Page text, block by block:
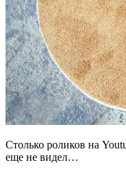
Столько роликов на
еще не видел…